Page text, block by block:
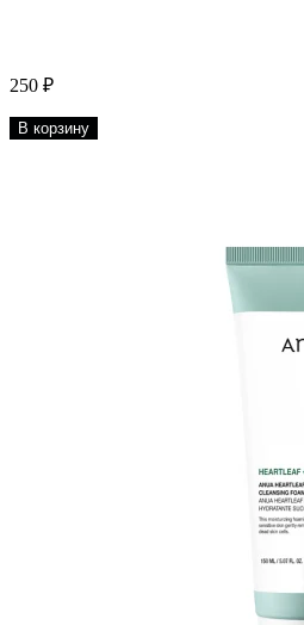
250 ₽
В корзину